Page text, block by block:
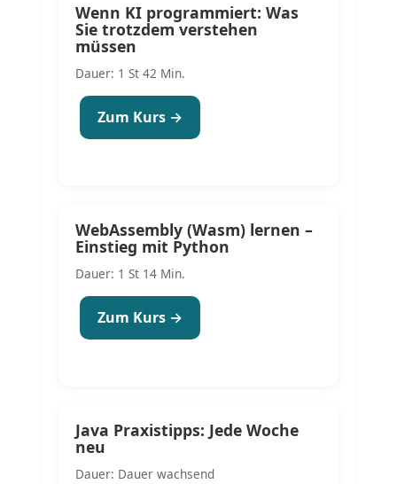
Wenn KI programmiert: Was
Sie trotzdem verstehen
müssen
Dauer: 1 St 42 Min.
Zum Kurs →
WebAssembly (Wasm) lernen –
Einstieg mit Python
Dauer: 1 St 14 Min.
Zum Kurs →
Java Praxistipps: Jede Woche
neu
Dauer: Dauer wachsend